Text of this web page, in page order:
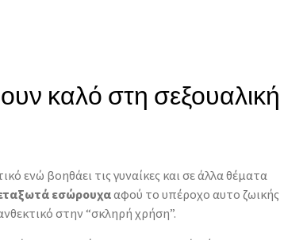
καλό στη σεξουαλική
ενώ βοηθάει τις γυναίκες και σε άλλα θέματα
εσώρουχααφού το υπέροχο αυτο ζωικής
στην “σκληρή χρήση”.